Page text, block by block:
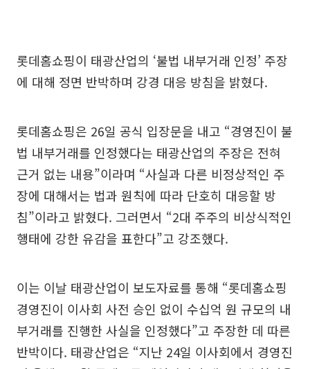
롯데홈쇼핑이 태광산업의 ‘불법 내부거래 인정’ 주장
에 대해 정면 반박하며 강경 대응 방침을 밝혔다.
롯데홈쇼핑은 26일 공식 입장문을 내고 “경영진이 불
법 내부거래를 인정했다는 태광산업의 주장은 전혀
근거 없는 내용”이라며 “사실과 다른 비정상적인 주
장에 대해서는 법과 원칙에 따라 단호히 대응할 방
침”이라고 밝혔다. 그러면서 “2대 주주의 비상식적인
행태에 강한 유감을 표한다”고 강조했다.
이는 이날 태광산업이 보도자료를 통해 “롯데홈쇼핑
경영진이 이사회 사전 승인 없이 수십억 원 규모의 내
부거래를 진행한 사실을 인정했다”고 주장한 데 따른
반박이다. 태광산업은 “지난 24일 이사회에서 경영진